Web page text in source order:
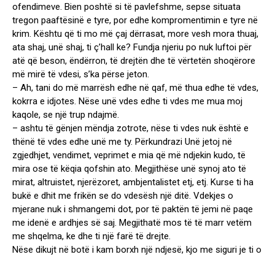
ofendimeve. Bien poshtë si të pavlefshme, sepse situata
tregon paaftësinë e tyre, por edhe kompromentimin e tyre në
krim. Kështu që ti mo më çaj dërrasat, more vesh mora thuaj,
ata shaj, unë shaj, ti ç’hall ke? Fundja njeriu po nuk luftoi për
atë që beson, ëndërron, të drejtën dhe të vërtetën shoqërore
më mirë të vdesi, s’ka përse jeton.
– Ah, tani do më marrësh edhe në qaf, më thua edhe të vdes,
kokrra e idjotes. Nëse unë vdes edhe ti vdes me mua moj
kaqole, se një trup ndajmë.
– ashtu të gënjen mëndja zotrote, nëse ti vdes nuk është e
thënë të vdes edhe unë me ty. Përkundrazi Unë jetoj në
zgjedhjet, vendimet, veprimet e mia që më ndjekin kudo, të
mira ose të këqia qofshin ato. Megjithëse unë synoj ato të
mirat, altruistet, njerëzoret, ambjentalistet etj, etj. Kurse ti ha
bukë e dhit me frikën se do vdesësh një ditë. Vdekjes o
mjerane nuk i shmangemi dot, por të paktën të jemi në paqe
me idenë e ardhjes së saj. Megjithatë mos të të marr vetëm
me shqelma, ke dhe ti një farë të drejte.
Nëse dikujt në botë i kam borxh një ndjesë, kjo me siguri je ti o